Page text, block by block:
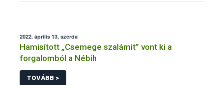
2022. április 13, szerda
Hamisított „Csemege szalámit” vont ki a
forgalomból a Nébih
TOVÁBB >